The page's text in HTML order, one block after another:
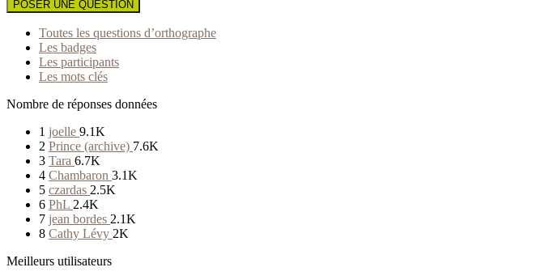
POSER UNE QUESTION
Toutes les questions d’orthographe
Les badges
Les participants
Les mots clés
Nombre de réponses données
1 joelle 9.1K
2 Prince (archive) 7.6K
3 Tara 6.7K
4 Chambaron 3.1K
5 czardas 2.5K
6 PhL 2.4K
7 jean bordes 2.1K
8 Cathy Lévy 2K
Meilleurs utilisateurs